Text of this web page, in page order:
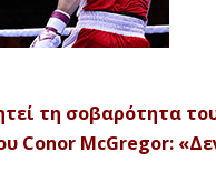
τη σοβαρότητα
Conor McGregor: